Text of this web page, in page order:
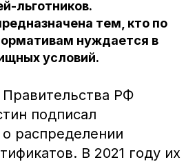
льготников.
тем, кто по
нуждается в
условий.
РФ
подписал
распределении
В 2021 году их